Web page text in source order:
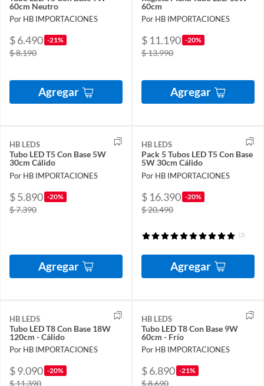
60cm Neutro
Por HB IMPORTACIONES
$ 6.490 -21%
$ 8.190
Agregar
60cm
Por HB IMPORTACIONES
$ 11.190 -20%
$ 13.990
Agregar
HB LEDS
Tubo LED T5 Con Base 5W
30cm Cálido
Por HB IMPORTACIONES
$ 5.890 -20%
$ 7.390
Agregar
HB LEDS
Pack 5 Tubos LED T5 Con Base
5W 30cm Cálido
Por HB IMPORTACIONES
$ 16.390 -20%
$ 20.490
(2)
Agregar
HB LEDS
Tubo LED T8 Con Base 18W
120cm - Cálido
Por HB IMPORTACIONES
$ 9.090 -20%
$ 11.390
HB LEDS
Tubo LED T8 Con Base 9W
60cm - Frío
Por HB IMPORTACIONES
$ 6.890 -21%
$ 8.690